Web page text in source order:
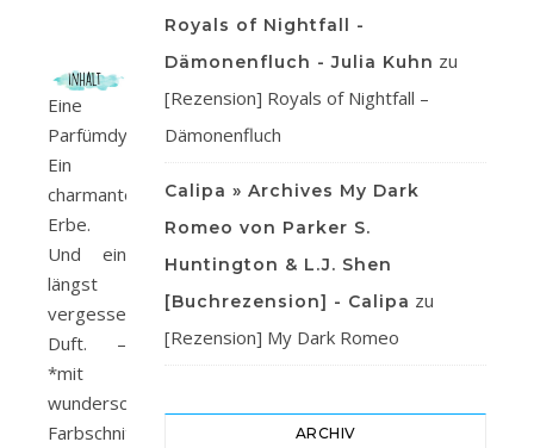
Eine
Parfümdynastie.
Ein
charmanter
Erbe.
Und ein
längst
vergessener
Duft. –
*mit
wunderschönem
Farbschnitt*
Royals of Nightfall -
Dämonenfluch - Julia Kuhn zu
[Rezension] Royals of Nightfall –
Dämonenfluch
Calipa » Archives My Dark
Romeo von Parker S.
Huntington & L.J. Shen
[Buchrezension] - Calipa zu
[Rezension] My Dark Romeo
ARCHIV